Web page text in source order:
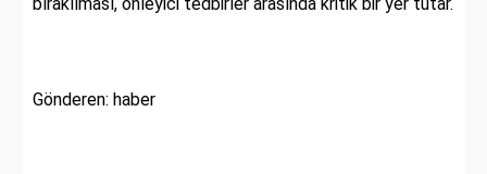
Gönderen: haber